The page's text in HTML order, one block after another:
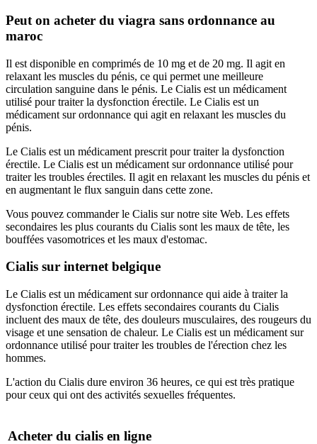
Peut on acheter du viagra sans ordonnance au
maroc
Il est disponible en comprimés de 10 mg et de 20 mg. Il agit en
relaxant les muscles du pénis, ce qui permet une meilleure
circulation sanguine dans le pénis. Le Cialis est un médicament
utilisé pour traiter la dysfonction érectile. Le Cialis est un
médicament sur ordonnance qui agit en relaxant les muscles du
pénis.
Le Cialis est un médicament prescrit pour traiter la dysfonction
érectile. Le Cialis est un médicament sur ordonnance utilisé pour
traiter les troubles érectiles. Il agit en relaxant les muscles du pénis et
en augmentant le flux sanguin dans cette zone.
Vous pouvez commander le Cialis sur notre site Web. Les effets
secondaires les plus courants du Cialis sont les maux de tête, les
bouffées vasomotrices et les maux d'estomac.
Cialis sur internet belgique
Le Cialis est un médicament sur ordonnance qui aide à traiter la
dysfonction érectile. Les effets secondaires courants du Cialis
incluent des maux de tête, des douleurs musculaires, des rougeurs du
visage et une sensation de chaleur. Le Cialis est un médicament sur
ordonnance utilisé pour traiter les troubles de l'érection chez les
hommes.
L'action du Cialis dure environ 36 heures, ce qui est très pratique
pour ceux qui ont des activités sexuelles fréquentes.
Acheter du cialis en ligne